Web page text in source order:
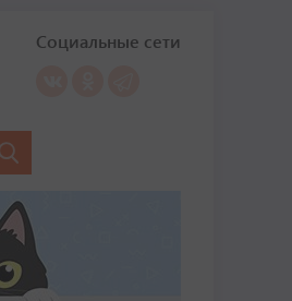
Социальные сети